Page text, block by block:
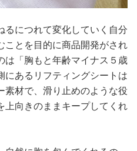
るにつれて変化していく自分
ことを目的に商品開発がされ
は「胸もと年齢マイナス５歳
にあるリフティングシートは
素材で、滑り止めのような役
上向きのままキープしてくれ